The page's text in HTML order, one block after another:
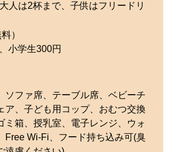
人は2杯まで、子供はフリードリ
）
小学生300円
ソファ席、テーブル席、ベビーチ
ア、子ども用コップ、おむつ交換
ミ箱、授乳室、電子レンジ、ウォ
Free Wi-Fi、フード持ち込み可(臭